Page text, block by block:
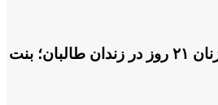
کارمندان نهاد حقوقی زنان ۲۱ روز در زندان طالبان؛ بنت